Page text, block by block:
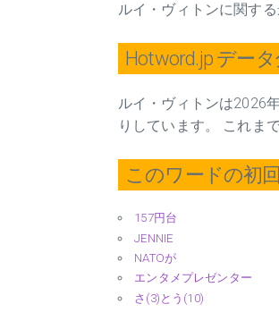
ルイ・ヴィトンに関す
Hotword.jp デー
ルイ・ヴィトンは2026
りしています。 これま
このワードの初
157円台
JENNIE
NATOが
エンタメプレゼンター
さ(3)とう(10)